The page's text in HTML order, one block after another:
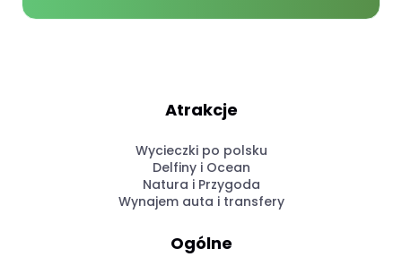
Atrakcje
Wycieczki po polsku
Delfiny i Ocean
Natura i Przygoda
Wynajem auta i transfery
Ogólne